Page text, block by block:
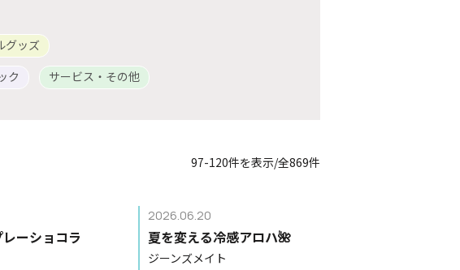
グッズ
ク サービス・その他
97-120件を表示/全869件
レーショコラ
2026.06.20
夏を変える冷感アロハ🌺
ジーンズメイト